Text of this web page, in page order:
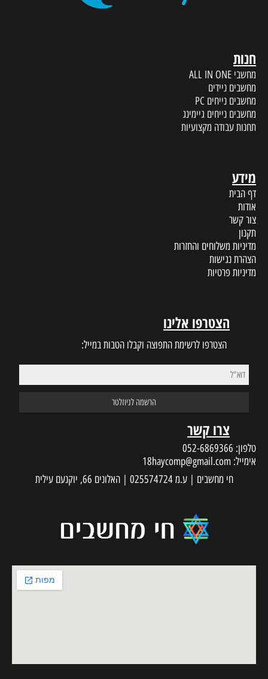
חנות
מחשבי ALL IN ONE
מחשבים ניידים
מחשבים נייחים PC
מחשבים נייחים גיימינג
תחנות עבודה מקצועיות
מידע
דף הבית
אודות
צור קשר
תקנון
מדיניות משלוחים והחזרות
הצהרת נגישות
מדיניות פרטיות
הצטרפו אלינו
הצטרפו לרשימת התפוצה וקבלו הטבות במייל:
צרו קשר
טלפון: 052-6869366
אימייל: 18haycomp@gmail.com
חי מחשבים | ע.מ 025574724 | האלונים 66, יוקנעם עילית